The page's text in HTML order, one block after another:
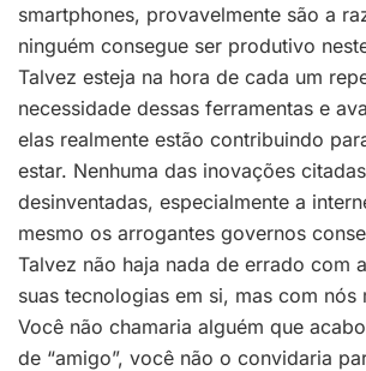
smartphones, provavelmente são a
ninguém consegue ser produtivo
Talvez esteja na hora de cada um
necessidade dessas ferramentas e
elas realmente estão contribuindo
estar. Nenhuma das inovações
desinventadas, especialmente a
mesmo os arrogantes governos
Talvez não haja nada de errado com
suas tecnologias em si, mas com nós
Você não chamaria alguém que
de “amigo”, você não o convidaria